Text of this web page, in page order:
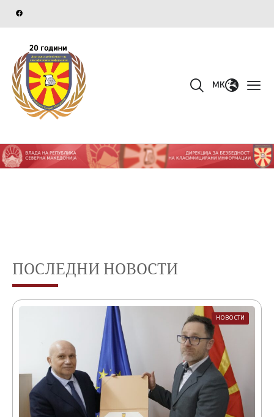
MK
ПОСЛЕДНИ НОВОСТИ
НОВОСТИ